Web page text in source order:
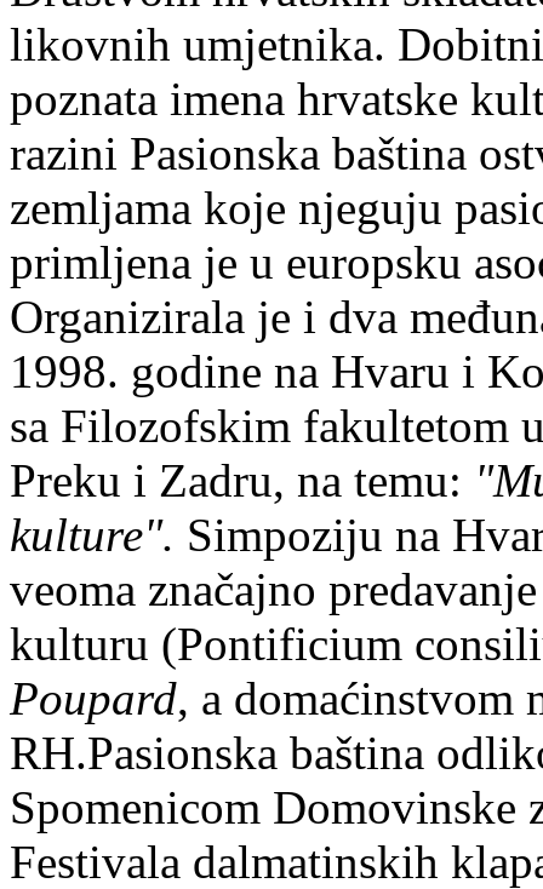
likovnih umjetnika.
poznata imena hrvatske
razini Pasionska baština
zemljama koje njeguju
primljena je u europsku
Organizirala je i dva
1998. godine na Hvaru i
sa Filozofskim fakultetom
Preku i Zadru, na temu:
kulture". Simpoziju na
veoma značajno
kulturu (Pontificium
Poupard, a domaćinstvom
RH.Pasionska baština
Spomenicom Domovinske
Festivala dalmatinskih